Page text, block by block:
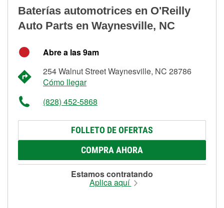
Baterías automotrices en O'Reilly
Auto Parts en Waynesville, NC
Abre a las 9am
254 Walnut Street Waynesville, NC 28786
Cómo llegar
(828) 452-5868
FOLLETO DE OFERTAS
COMPRA AHORA
Estamos contratando
Aplica aquí